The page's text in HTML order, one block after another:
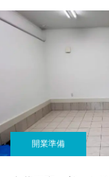
開業準備